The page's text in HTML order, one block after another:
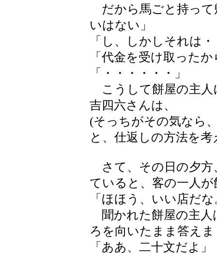
だから馬ごと持って
いはない」
「し、しかしそれは
「代金を受け取った
「・・・・・・」
こうして餅屋の主人
吉四六さんは、
(そっちがその気なら
と、仕返しの方法を
さて、その日の夕方
ていると、客の一人
「ほほう、いい店だ
聞かれた餅屋の主人
ろを向いたまま答え
「ああ、二十文だよ」